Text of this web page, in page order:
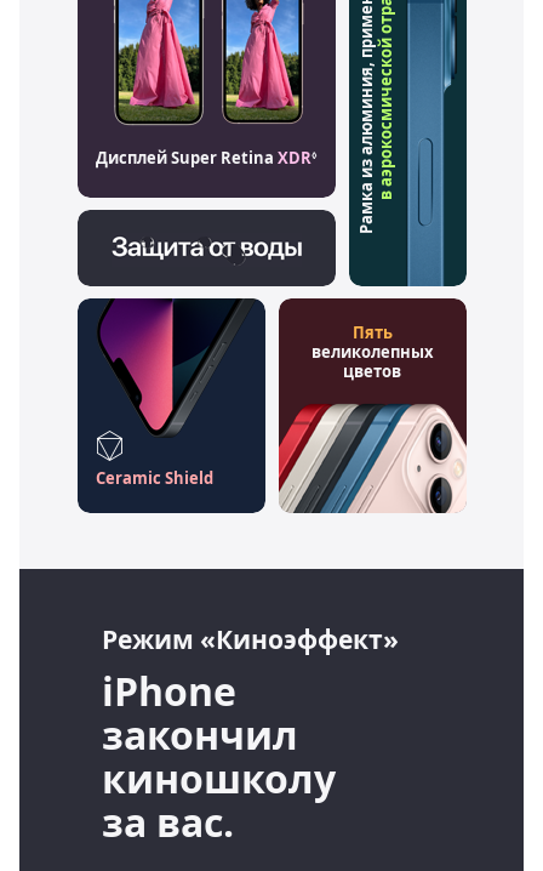
Дисплей Super Retina XDR◊ Рамка из алюминия, применяемогов аэрокосмической отрасли
Ceramic Shield
Пять
великолепных
цветов
Режим «Киноэффект»
iPhone
закончил
киношколу
за вас.